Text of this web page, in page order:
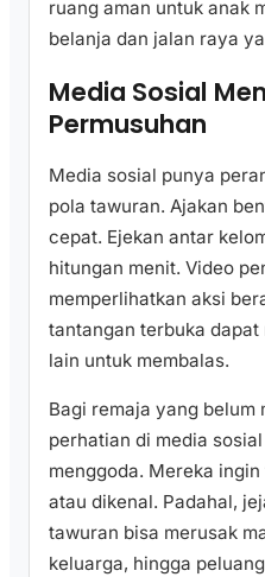
ruang aman untuk anak
belanja dan jalan raya
Media Sosial
Permusuhan
Media sosial punya
pola tawuran. Ajakan
cepat. Ejekan antar
hitungan menit. Video
memperlihatkan aksi
tantangan terbuka
lain untuk membalas.
Bagi remaja yang belum
perhatian di media
menggoda. Mereka
atau dikenal. Padahal,
tawuran bisa merusak
keluarga, hingga